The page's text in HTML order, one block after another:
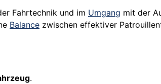
Fahrtechnik und im Umgang mit der
Balance zwischen effektiver
.